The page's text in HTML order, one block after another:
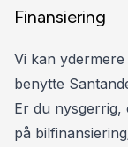
Finansiering
Vi kan
benytte
Er du
på